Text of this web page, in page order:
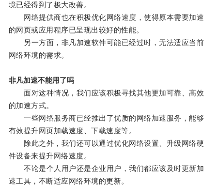
境已经得到了极大改善。
网络提供商也在积极优化网络速度，使得原本需要加速
的网页或应用程序已呈现出较好的性能。
另一方面，非凡加速软件可能已经过时，无法适应当前
网络环境的需求。
非凡加速不能用了吗
面对这种情况，我们应该积极寻找其他更加可靠、高效
的加速方式。
一些网络服务商已经推出了优质的网络加速服务，能够
有效提升网页加载速度、下载速度等。
除此之外，我们还可以通过优化网络设置、升级网络硬
件设备来提升网络速度。
不论是个人用户还是企业用户，我们都应该及时更新加
速工具，不断适应网络环境的更新。